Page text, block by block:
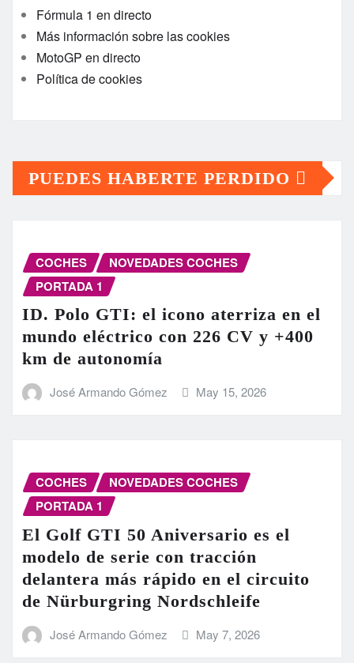
Fórmula 1 en directo
Más información sobre las cookies
MotoGP en directo
Política de cookies
PUEDES HABERTE PERDIDO
COCHES
NOVEDADES COCHES
PORTADA 1
ID. Polo GTI: el icono aterriza en el
mundo eléctrico con 226 CV y +400
km de autonomía
José Armando Gómez May 15, 2026
COCHES
NOVEDADES COCHES
PORTADA 1
El Golf GTI 50 Aniversario es el
modelo de serie con tracción
delantera más rápido en el circuito
de Nürburgring Nordschleife
José Armando Gómez May 7, 2026